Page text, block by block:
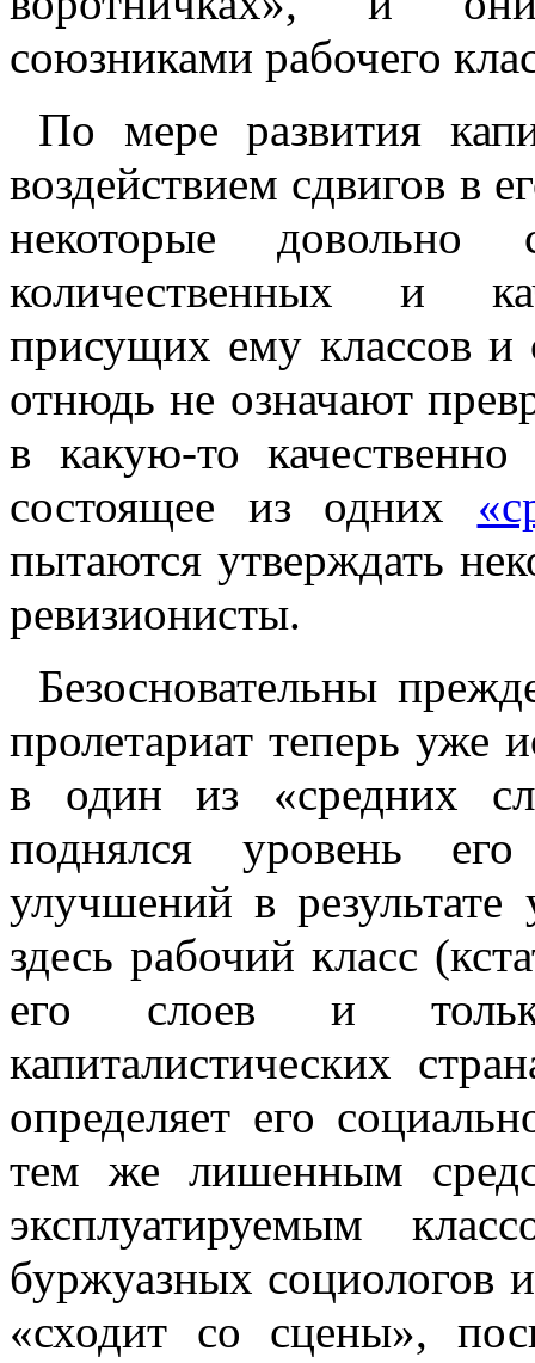
союзниками рабочего
По мере развития
воздействием сдвигов в
некоторые довольно
количественных и
присущих ему классов и
отнюдь не означают
в какую-то
состоящее из одних
пытаются утверждать
ревизионисты.
Безосновательны
пролетариат теперь уже
в один из «средних
поднялся уровень
улучшений в
здесь рабочий класс
его слоев и
капиталистических
определяет его
тем же лишенным
эксплуатируемым
буржуазных социологов
«сходит со сцены»,